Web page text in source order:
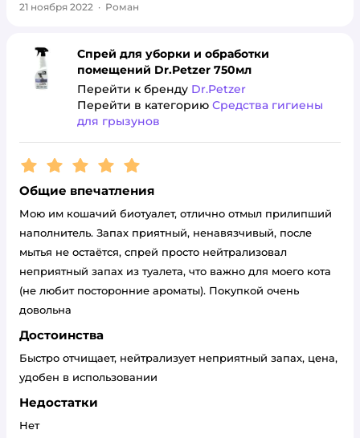
21 ноября 2022 · Роман
Спрей для уборки и обработки
помещений Dr.Petzer 750мл
Перейти к бренду Dr.Petzer
Перейти в категорию Средства гигиены
для грызунов
Рейтинг:5
Общие впечатления
Мою им кошачий биотуалет, отлично отмыл прилипший
наполнитель. Запах приятный, ненавязчивый, после
мытья не остаётся, спрей просто нейтрализовал
неприятный запах из туалета, что важно для моего кота
(не любит посторонние ароматы). Покупкой очень
довольна
Достоинства
Быстро отчищает, нейтрализует неприятный запах, цена,
удобен в использовании
Недостатки
Нет